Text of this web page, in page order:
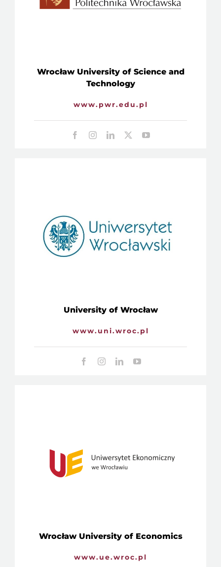
Wrocław University of Science and
Technology
www.pwr.edu.pl
University of Wrocław
www.uni.wroc.pl
Wrocław University of Economics
www.ue.wroc.pl